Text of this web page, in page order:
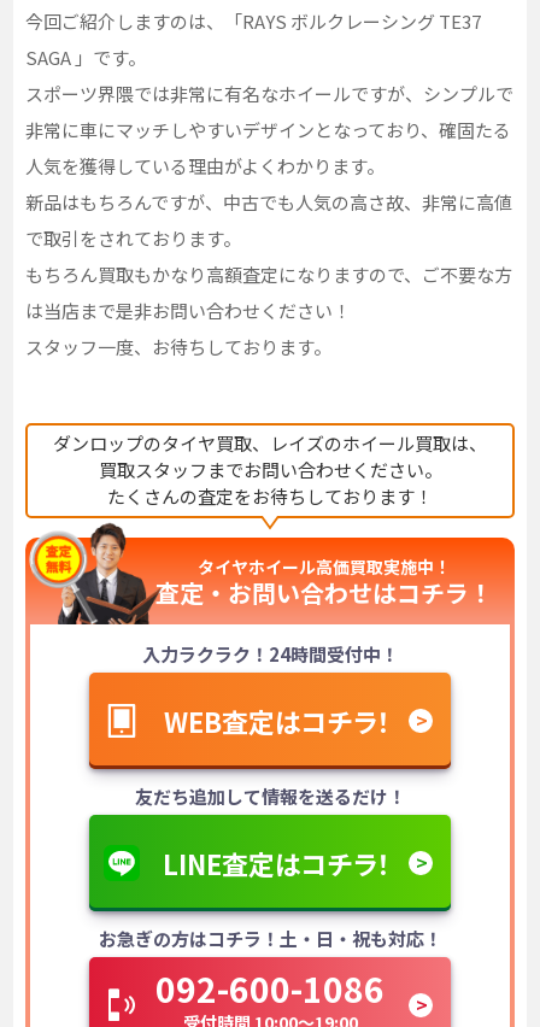
今回ご紹介しますのは、「RAYS ボルクレーシング TE37
SAGA 」です。
スポーツ界隈では非常に有名なホイールですが、シンプルで
非常に車にマッチしやすいデザインとなっており、確固たる
人気を獲得している理由がよくわかります。
新品はもちろんですが、中古でも人気の高さ故、非常に高値
で取引をされております。
もちろん買取もかなり高額査定になりますので、ご不要な方
は当店まで是非お問い合わせください！
スタッフ一度、お待ちしております。
ダンロップのタイヤ買取、レイズのホイール買取は、
買取スタッフまでお問い合わせください。
たくさんの査定をお待ちしております！
タイヤホイール高価買取実施中！
査定・お問い合わせはコチラ！
入力ラクラク！24時間受付中！
WEB査定はコチラ！
友だち追加して情報を送るだけ！
LINE査定はコチラ！
お急ぎの方はコチラ！土・日・祝も対応！
092-600-1086